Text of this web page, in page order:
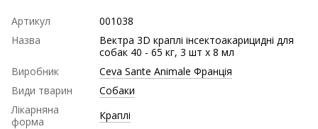
Артикул
001038
Назва
Вектра 3D краплі інсектоакарицидні для
собак 40 - 65 кг, 3 шт х 8 мл
Виробник
Ceva Sante Animale Франція
Види тварин
Собаки
Лікарняна
форма
Краплі